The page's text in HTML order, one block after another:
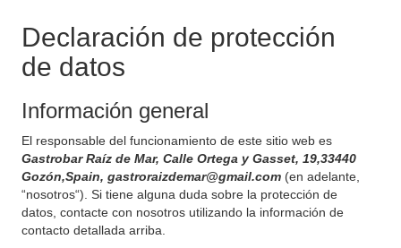
Declaración de protección
de datos
Información general
El responsable del funcionamiento de este sitio web es
Gastrobar Raíz de Mar, Calle Ortega y Gasset, 19,33440
Gozón,Spain, gastroraizdemar@gmail.com (en adelante,
“nosotros“). Si tiene alguna duda sobre la protección de
datos, contacte con nosotros utilizando la información de
contacto detallada arriba.